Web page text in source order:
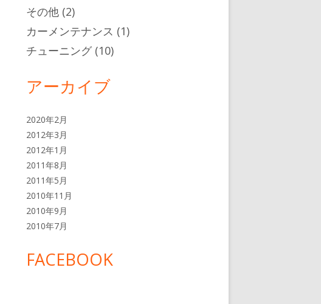
ー
その他 (2)
カーメンテナンス (1)
チューニング(10)
アーカイブ
2020年2月
2012年3月
2012年1月
2011年8月
2011年5月
2010年11月
2010年9月
2010年7月
FACEBOOK